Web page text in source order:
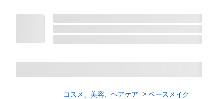
フィル
ブランド：SOFINA Primavista
日本郵便のポスト投函による配送予定です。
コスメ、美容、ヘアケア
ベースメイク